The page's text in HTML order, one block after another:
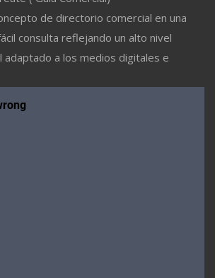
de directorio comercial en una
consulta reflejando un alto nivel
adaptado a los medios digitales e